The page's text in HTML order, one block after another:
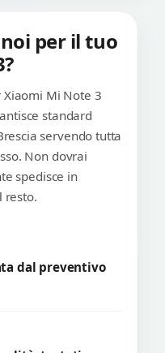
per il tuo
Mi Note 3
standard
servendo tutta
Non dovrai
spedisce in
resto.
dal preventivo